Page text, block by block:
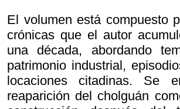
El volumen está compuesto
crónicas que el autor
una década, abordando
patrimonio industrial,
locaciones citadinas. Se
reaparición del cholguán